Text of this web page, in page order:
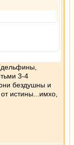
3-4
бездушны и
истины...имхо,